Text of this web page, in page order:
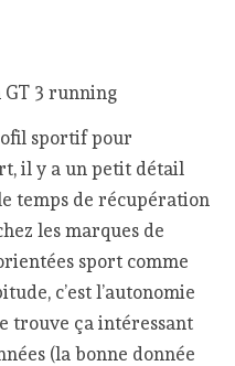
sportif pour
il y a un petit détail
temps de récupération
les marques de
sport comme
c’est l’autonomie
trouve ça intéressant
(la bonne donnée